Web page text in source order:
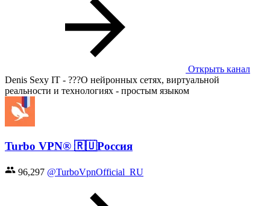
Открыть канал
Denis Sexy IT - ???О нейронных сетях, виртуальной
реальности и технологиях - простым языком
Turbo VPN® 🇷🇺Россия
96,297 @TurboVpnOfficial_RU